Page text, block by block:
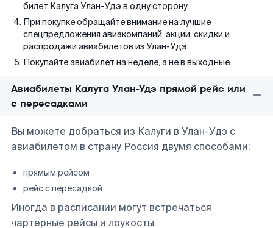
билет Калуга Улан-Удэ в одну сторону.
При покупке обращайте внимание на лучшие
спецпредложения авиакомпаний, акции, скидки и
распродажи авиабилетов из Улан-Удэ.
Покупайте авиабилет на неделе, а не в выходные.
Авиабилеты Калуга Улан-Удэ прямой рейс или
с пересадками
Вы можете добраться из Калуги в Улан-Удэ с
авиабилетом в страну Россия двумя способами:
прямым рейсом
рейс с пересадкой
Иногда в расписании могут встречаться
чартерные рейсы и лоукосты.